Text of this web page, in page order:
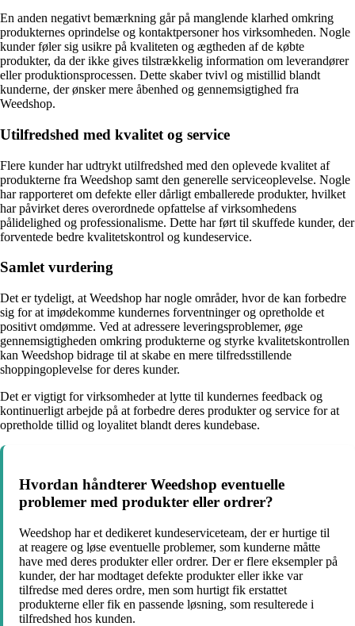
En anden negativt bemærkning går på manglende klarhed omkring
produkternes oprindelse og kontaktpersoner hos virksomheden. Nogle
kunder føler sig usikre på kvaliteten og ægtheden af de købte
produkter, da der ikke gives tilstrækkelig information om leverandører
eller produktionsprocessen. Dette skaber tvivl og mistillid blandt
kunderne, der ønsker mere åbenhed og gennemsigtighed fra
Weedshop.
Utilfredshed med kvalitet og service
Flere kunder har udtrykt utilfredshed med den oplevede kvalitet af
produkterne fra Weedshop samt den generelle serviceoplevelse. Nogle
har rapporteret om defekte eller dårligt emballerede produkter, hvilket
har påvirket deres overordnede opfattelse af virksomhedens
pålidelighed og professionalisme. Dette har ført til skuffede kunder, der
forventede bedre kvalitetskontrol og kundeservice.
Samlet vurdering
Det er tydeligt, at Weedshop har nogle områder, hvor de kan forbedre
sig for at imødekomme kundernes forventninger og opretholde et
positivt omdømme. Ved at adressere leveringsproblemer, øge
gennemsigtigheden omkring produkterne og styrke kvalitetskontrollen
kan Weedshop bidrage til at skabe en mere tilfredsstillende
shoppingoplevelse for deres kunder.
Det er vigtigt for virksomheder at lytte til kundernes feedback og
kontinuerligt arbejde på at forbedre deres produkter og service for at
opretholde tillid og loyalitet blandt deres kundebase.
Hvordan håndterer Weedshop eventuelle
problemer med produkter eller ordrer?
Weedshop har et dedikeret kundeserviceteam, der er hurtige til
at reagere og løse eventuelle problemer, som kunderne måtte
have med deres produkter eller ordrer. Der er flere eksempler på
kunder, der har modtaget defekte produkter eller ikke var
tilfredse med deres ordre, men som hurtigt fik erstattet
produkterne eller fik en passende løsning, som resulterede i
tilfredshed hos kunden.